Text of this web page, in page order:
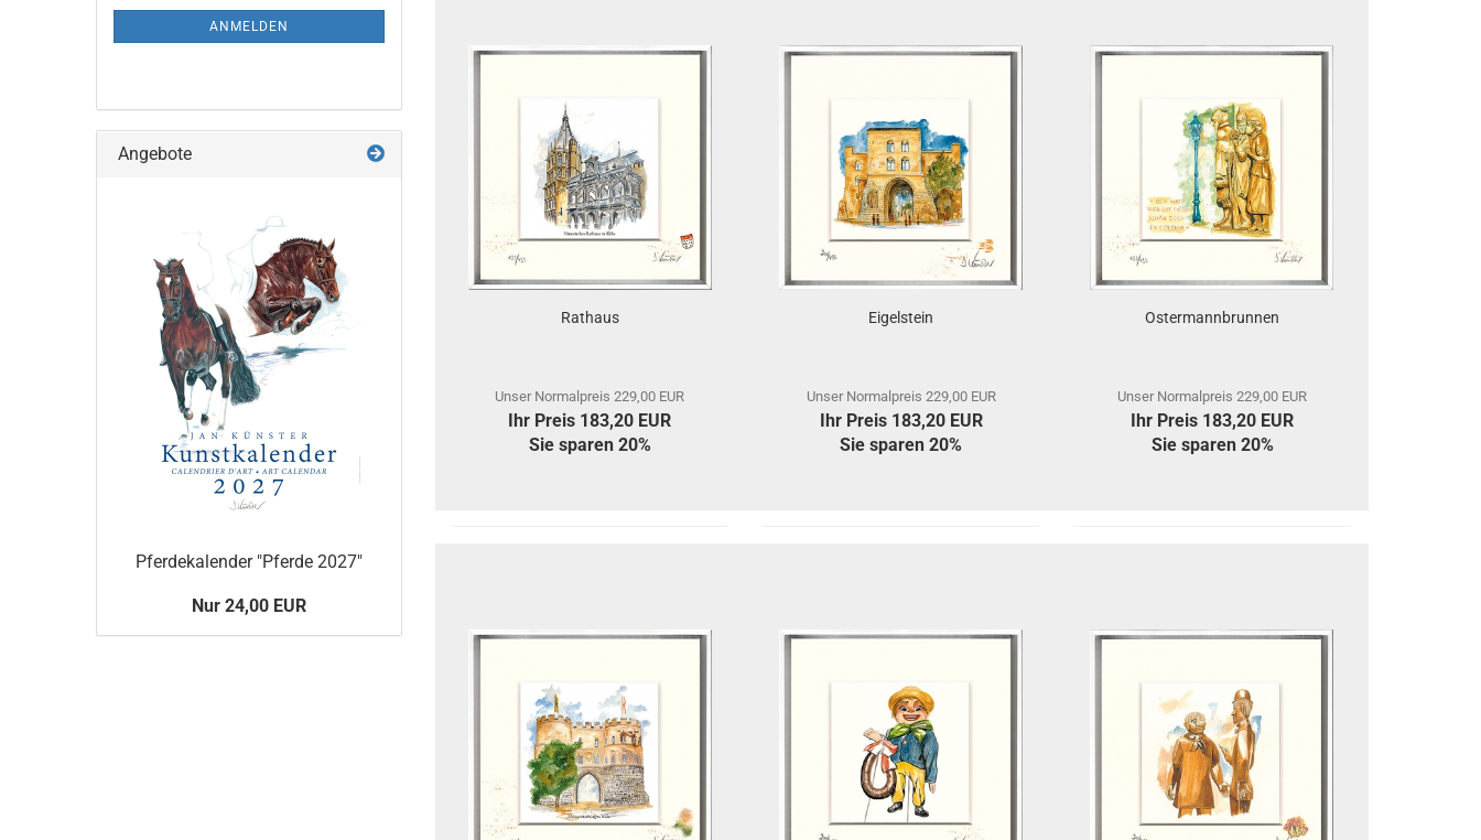
Rathaus
Unser Normalpreis 229,00 EUR
Ihr Preis 183,20 EUR
Sie sparen 20%
Eigelstein
Unser Normalpreis 229,00 EUR
Ihr Preis 183,20 EUR
Sie sparen 20%
Ostermannbrunnen
Unser Normalpreis 229,00 EUR
Ihr Preis 183,20 EUR
Sie sparen 20%
ANMELDEN
Angebote
Pferdekalender "Pferde 2027"
Nur 24,00 EUR